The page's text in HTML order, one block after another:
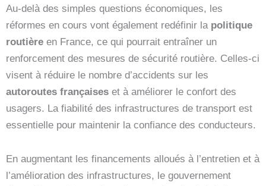
Au-delà des simples questions économiques, les
réformes en cours vont également redéfinir la politique
routière en France, ce qui pourrait entraîner un
renforcement des mesures de sécurité routière. Celles-ci
visent à réduire le nombre d’accidents sur les
autoroutes françaises et à améliorer le confort des
usagers. La fiabilité des infrastructures de transport est
essentielle pour maintenir la confiance des conducteurs.
En augmentant les financements alloués à l’entretien et à
l’amélioration des infrastructures, le gouvernement